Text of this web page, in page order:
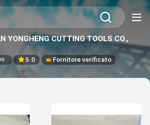
YONGHENG CUTTING TOOLS CO.,
5.0 Fornitore verificato